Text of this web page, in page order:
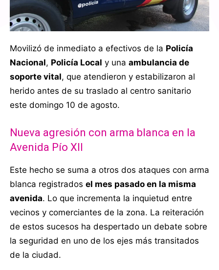
Movilizó de inmediato a efectivos de la Policía
Nacional, Policía Local y una ambulancia de
soporte vital, que atendieron y estabilizaron al
herido antes de su traslado al centro sanitario
este domingo 10 de agosto.
Nueva agresión con arma blanca en la
Avenida Pío XII
Este hecho se suma a otros dos ataques con arma
blanca registrados el mes pasado en la misma
avenida. Lo que incrementa la inquietud entre
vecinos y comerciantes de la zona. La reiteración
de estos sucesos ha despertado un debate sobre
la seguridad en uno de los ejes más transitados
de la ciudad.